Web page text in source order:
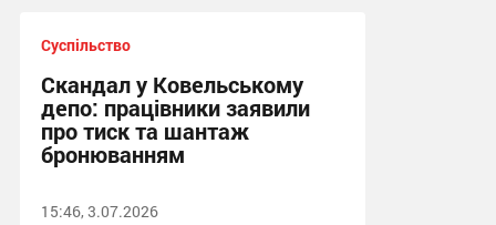
Суспільство
Скандал у Ковельському
депо: працівники заявили
про тиск та шантаж
бронюванням
15:46, 3.07.2026